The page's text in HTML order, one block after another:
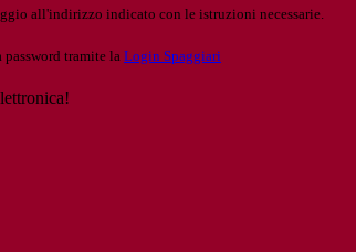
all'indirizzo indicato con le istruzioni necessarie.
tramite la Login Spaggiari